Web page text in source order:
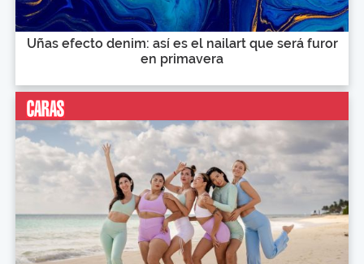
Uñas efecto denim: así es el nailart que será furor
en primavera